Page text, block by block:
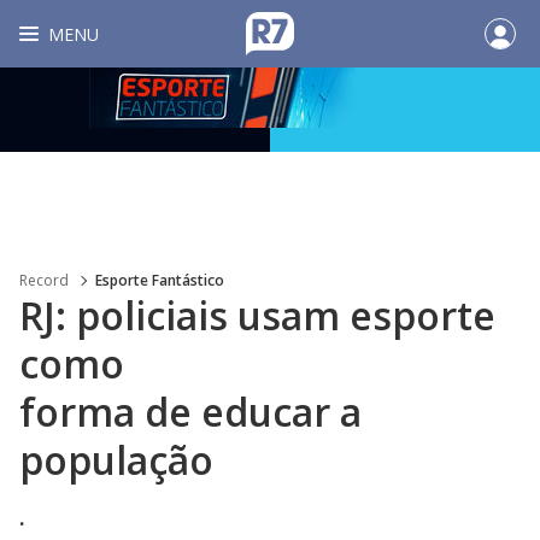
MENU
Record Esporte Fantástico
RJ: policiais usam esporte
como
forma de educar a
população
.